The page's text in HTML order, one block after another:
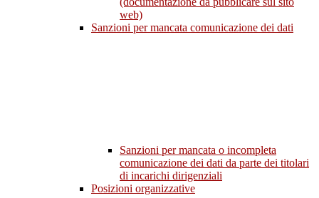
web)
Sanzioni per mancata comunicazione dei dati
Sanzioni per mancata o incompleta
comunicazione dei dati da parte dei titolari
di incarichi dirigenziali
Posizioni organizzative